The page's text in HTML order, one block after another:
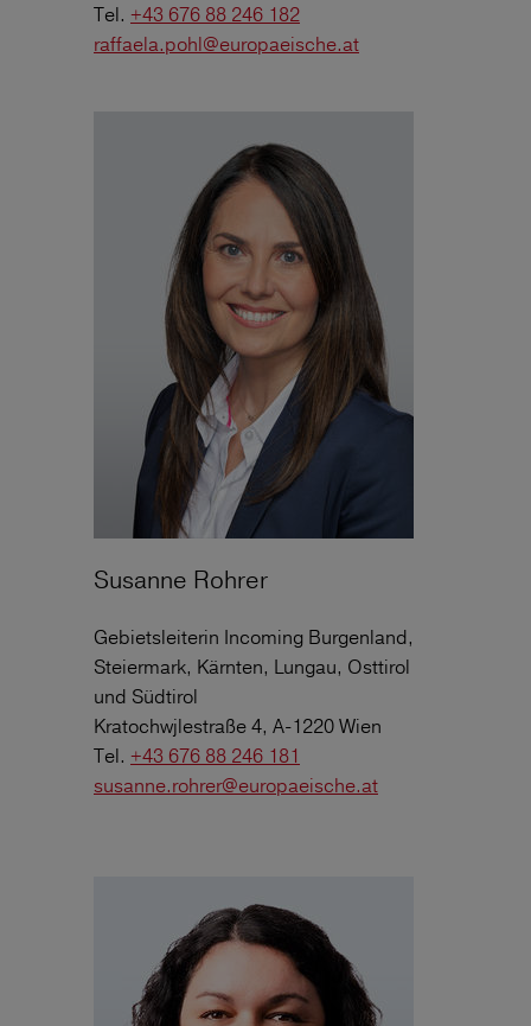
Tel. +43 676 88 246 182
raffaela.pohl@europaeische.at
Susanne Rohrer
Gebietsleiterin Incoming Burgenland,
Steiermark, Kärnten, Lungau, Osttirol
und Südtirol
Kratochwjlestraße 4, A-1220 Wien
Tel. +43 676 88 246 181
susanne.rohrer@europaeische.at